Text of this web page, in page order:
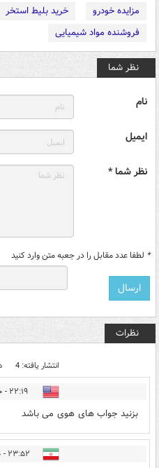
مزایده خودرو
خرید بلیط استخر
فروشنده مواد شیمیایی
نظر شما
نام
ایمیل
نظر شما *
* لطفا عدد مقابل را در جعبه متن وارد کنید
نظرات
انتشار یافته: 4
۲۲:۱۹ - ۱۳۹۹/۱۲/۳۰
بزنید جواب های هوی می باشد
۲۳:۵۲ - ۱۳۹۹/۱۲/۳۰